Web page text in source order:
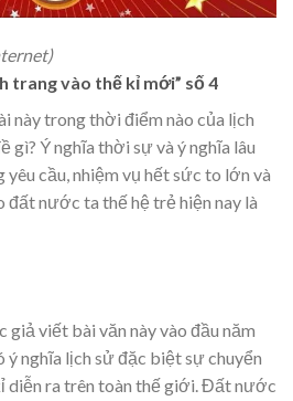
trang vào thế kỉ mới” số 4
này trong thời điểm nào của lịch
gì? Ý nghĩa thời sự và ý nghĩa lâu
yêu cầu, nhiệm vụ hết sức to lớn và
đất nước ta thế hệ trẻ hiện nay là
viết bài văn này vào đầu năm
ý nghĩa lịch sử đặc biệt sự chuyển
diễn ra trên toàn thế giới. Đất nước